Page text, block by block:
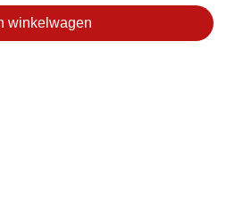
winkelwagen